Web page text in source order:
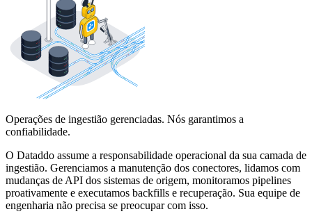
Operações de ingestião gerenciadas. Nós garantimos a
confiabilidade.
O Dataddo assume a responsabilidade operacional da sua camada de
ingestião. Gerenciamos a manutenção dos conectores, lidamos com
mudanças de API dos sistemas de origem, monitoramos pipelines
proativamente e executamos backfills e recuperação. Sua equipe de
engenharia não precisa se preocupar com isso.